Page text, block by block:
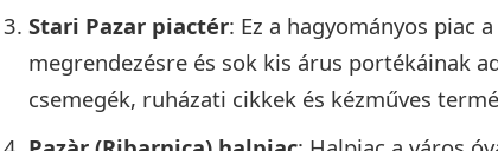
Stari Pazar piactér: Ez a hagyományos piac
megrendezésre és sok kis árus portékáinak
csemegék, ruházati cikkek és kézműves